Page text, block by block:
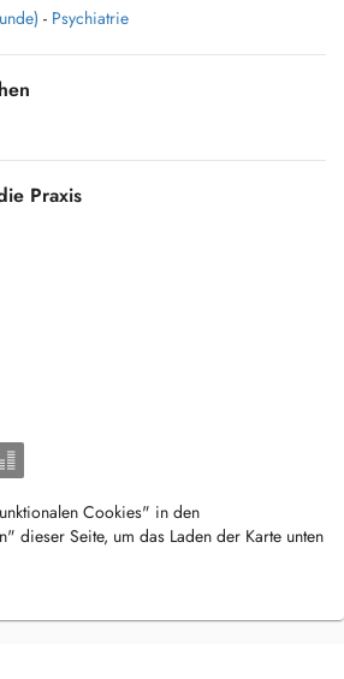
- Psychiatrie
Praxis
Cookies" in den
dieser Seite, um das Laden der Karte unten